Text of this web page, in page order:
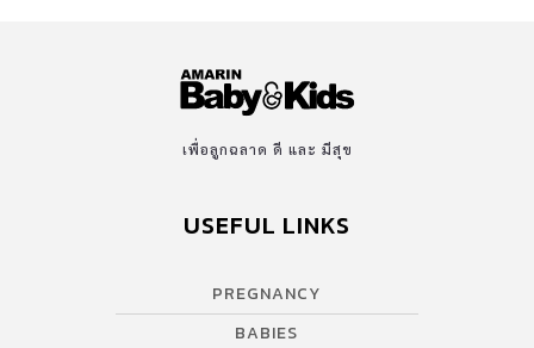
เพื่อลูกฉลาด ดี และ มีสุข
USEFUL LINKS
PREGNANCY
BABIES